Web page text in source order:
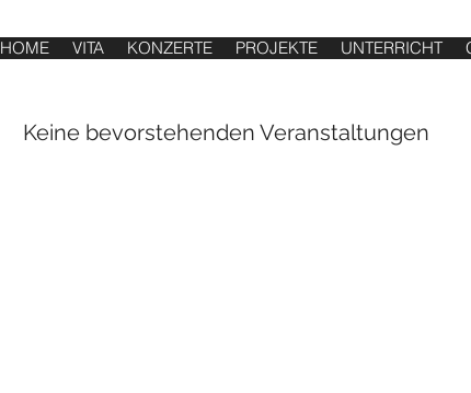
HOME VITA KONZERTE PROJEKTE UNTERRICHT
Keine bevorstehenden Veranstaltungen